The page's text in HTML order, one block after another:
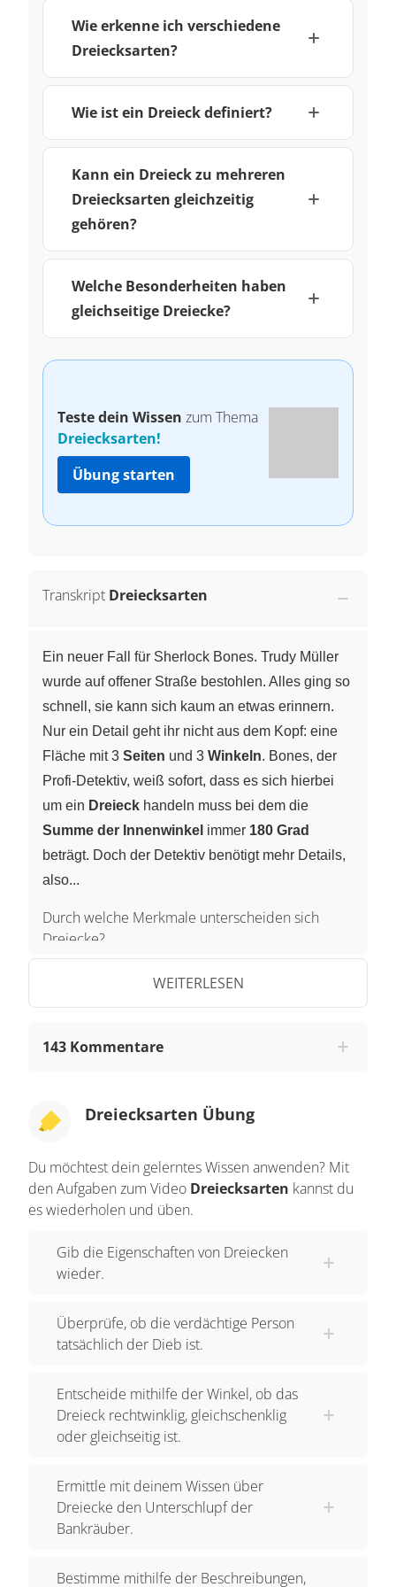
Wie erkenne ich verschiedene
Dreiecksarten?
Wie ist ein Dreieck definiert?
Kann ein Dreieck zu mehreren
Dreiecksarten gleichzeitig
gehören?
Welche Besonderheiten haben
gleichseitige Dreiecke?
Teste dein Wissen zum Thema
Dreiecksarten!
Übung starten
Transkript Dreiecksarten
Ein neuer Fall für Sherlock Bones. Trudy Müller
wurde auf offener Straße bestohlen. Alles ging so
schnell, sie kann sich kaum an etwas erinnern.
Nur ein Detail geht ihr nicht aus dem Kopf: eine
Fläche mit 3 Seiten und 3 Winkeln. Bones, der
Profi-Detektiv, weiß sofort, dass es sich hierbei
um ein Dreieck handeln muss bei dem die
Summe der Innenwinkel immer 180 Grad
beträgt. Doch der Detektiv benötigt mehr Details,
also...
Durch welche Merkmale unterscheiden sich
Dreiecke?
...hypnotisiert Bones die alte Dame und entlockt
dass das gesuchte Dreieck nicht stumpfwinklig
einer der Winkel exakt 90 Grad, also muss es
Zuletzt waren zwei der drei Seiten gleich lang.
Das heißt, gesucht wird ein gleichschenkliges,
Indizien, um den Fall zu lösen? In seinen Auftrag
versunken, versucht sich Bones die
Gedächtnis zu rufen. Lass uns dem
Meisterdetektiv dabei auf die Sprünge helfen.
klassifizieren. Bei stumpfwinkligen Dreiecken ist
ein Winkel größer als 90°, bei spitzwinkligen alle
Winkel kleiner als 90°. Gleichseitige Dreiecke
haben einen 90°-Winkel. Dreiecke können auch
anhand ihrer Seitenlängen unterschieden
länger sind die Seiten. Bei einem
WEITERLESEN
143 Kommentare
Dreiecksarten Übung
Du möchtest dein gelerntes Wissen anwenden? Mit
den Aufgaben zum Video Dreiecksarten kannst du
es wiederholen und üben.
Gib die Eigenschaften von Dreiecken
wieder.
Überprüfe, ob die verdächtige Person
tatsächlich der Dieb ist.
Entscheide mithilfe der Winkel, ob das
Dreieck rechtwinklig, gleichschenklig
oder gleichseitig ist.
Ermittle mit deinem Wissen über
Dreiecke den Unterschlupf der
Bankräuber.
Bestimme mithilfe der Beschreibungen,